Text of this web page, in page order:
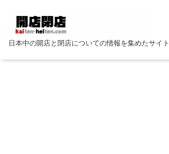
日本中の開店と閉店についての情報を集めたサイト